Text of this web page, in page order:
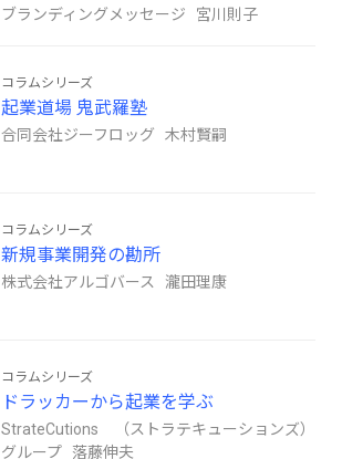
ブランディングメッセージ 宮川則子
コラムシリーズ
起業道場 鬼武羅塾
合同会社ジーフロッグ 木村賢嗣
コラムシリーズ
新規事業開発の勘所
株式会社アルゴバース 瀧田理康
コラムシリーズ
ドラッカーから起業を学ぶ
StrateCutions （ストラテキューションズ）
グループ 落藤伸夫